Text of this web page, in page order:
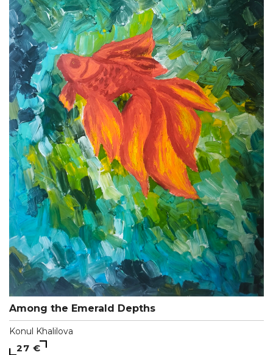
Among the Emerald Depths
Konul Khalilova
27 €